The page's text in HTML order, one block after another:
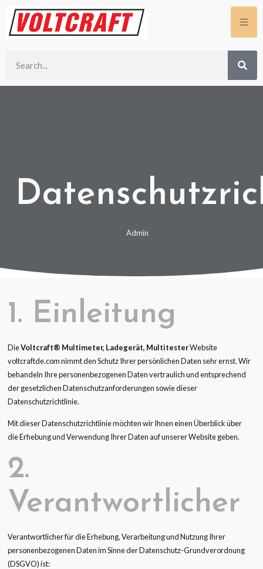
Admin
1. Einleitung
DieVoltcraft® Multimeter, Ladegerät, MultitesterWebsite
voltcraftde.com nimmt den Schutz Ihrer persönlichen Daten sehr ernst. Wir
behandeln Ihre personenbezogenen Daten vertraulich und entsprechend
der gesetzlichen Datenschutzanforderungen sowie dieser
Datenschutzrichtlinie.
Mit dieser Datenschutzrichtlinie möchten wir Ihnen einen Überblick über
die Erhebung und Verwendung Ihrer Daten auf unserer Website geben.
2.
Verantwortlicher
Verantwortlicher für die Erhebung, Verarbeitung und Nutzung Ihrer
personenbezogenen Daten im Sinne der Datenschutz-Grundverordnung
(DSGVO) ist: